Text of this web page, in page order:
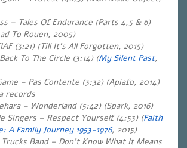
– Tales Of Endurance (Parts 4,5 & 6)
To Rouen, 2005)
(3:21) (Till It’s All Forgotten, 2015)
To The Circle (3:14) (My Silent Past,
– Pas Contente (3:32) (Apiafo, 2014)
records
– Wonderland (5:42) (Spark, 2016)
Singers – Respect Yourself (4:53) (Faith
A Family Journey 1953-1976, 2015)
Band – Don’t Know What It Means